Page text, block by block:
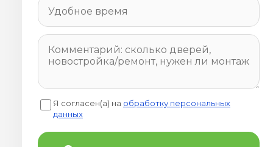
Я согласен(а) на обработку персональных
данных